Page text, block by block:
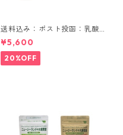
送料込み：ポスト投函：乳酸
菌入りニュージーランドの大
麦若葉 90g 3袋セット
¥5,600
20%OFF